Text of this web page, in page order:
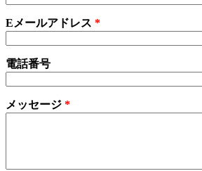
Eメールアドレス *
電話番号
メッセージ *